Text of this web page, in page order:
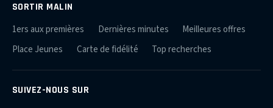
SORTIR MALIN
1ers aux premières Dernières minutes
Meilleures offres
Place Jeunes
Carte de fidélité Top recherches
SUIVEZ-NOUS SUR